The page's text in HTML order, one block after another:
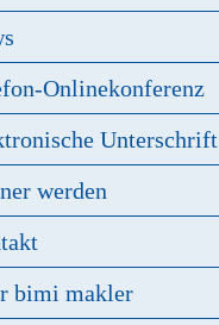
Onlinekonferenz
Unterschrift
werden
bimi makler